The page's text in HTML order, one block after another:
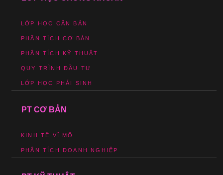
LỚP HỌC CĂN BẢN
PHÂN TÍCH CƠ BẢN
PHÂN TÍCH KỸ THUẬT
QUY TRÌNH ĐẦU TƯ
LỚP HỌC PHÁI SINH
PT CƠ BẢN
KINH TẾ VĨ MÔ
PHÂN TÍCH DOANH NGHIỆP